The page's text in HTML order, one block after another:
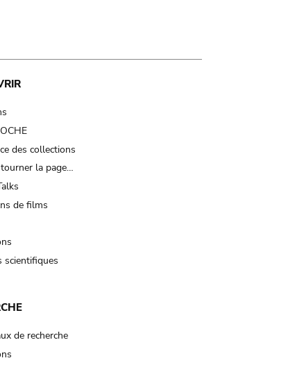
des collections
la page…
de films
scientifiques
de recherche